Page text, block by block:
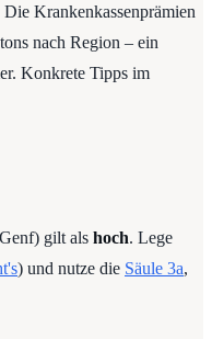
Die Krankenkassenprämien
nach Region – ein
Konkrete Tipps im
gilt als hoch. Lege
) und nutze die Säule 3a,